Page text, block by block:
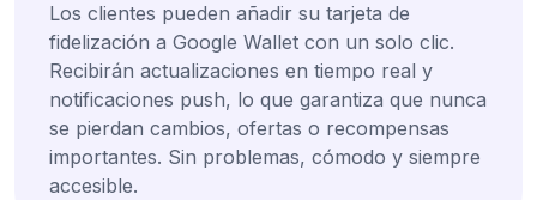
Los clientes pueden añadir su tarjeta de
fidelización a Google Wallet con un solo clic.
Recibirán actualizaciones en tiempo real y
notificaciones push, lo que garantiza que nunca
se pierdan cambios, ofertas o recompensas
importantes. Sin problemas, cómodo y siempre
accesible.